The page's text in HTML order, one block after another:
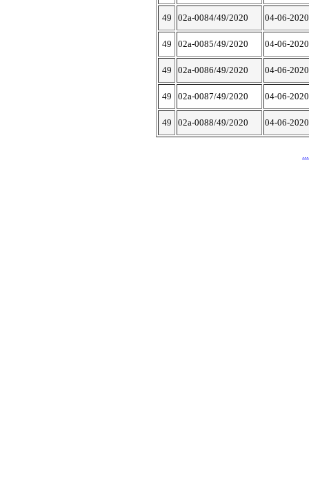
49 02а-0084/49/2020 04-06-2020
49 02а-0085/49/2020 04-06-2020
49 02а-0086/49/2020 04-06-2020
49 02а-0087/49/2020 04-06-2020
49 02а-0088/49/2020 04-06-2020